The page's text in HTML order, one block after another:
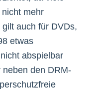
mehr
auch für DVDs,
etwas
abspielbar
den DRM-